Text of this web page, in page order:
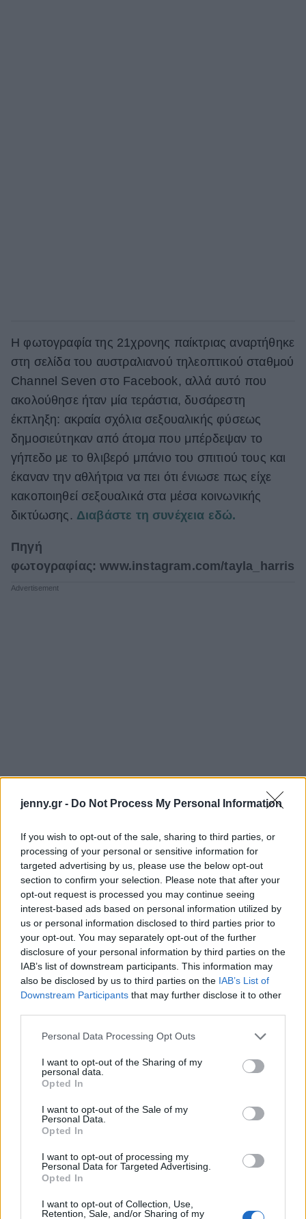
jenny.gr - Do Not Process My Personal Information
If you wish to opt-out of the sale, sharing to third parties, or
processing of your personal or sensitive information for
targeted advertising by us, please use the below opt-out
section to confirm your selection. Please note that after your
opt-out request is processed you may continue seeing
interest-based ads based on personal information utilized by
us or personal information disclosed to third parties prior to
your opt-out. You may separately opt-out of the further
disclosure of your personal information by third parties on the
IAB’s list of downstream participants. This information may
also be disclosed by us to third parties on the IAB’s List of
Downstream Participants that may further disclose it to other
Please note that this website/app uses one or more Google
not limited to your visit or usage behaviour. You may click to
grant or deny consent to Google and its third-party tags to
use your data for below specified purposes in below Google
consent section.
Personal Data Processing Opt Outs
I want to opt-out of the Sharing of my
personal data.
Opted In
I want to opt-out of the Sale of my
Personal Data.
Opted In
I want to opt-out of processing my
Personal Data for Targeted Advertising.
Opted In
I want to opt-out of Collection, Use,
Retention, Sale, and/or Sharing of my
Η φωτογραφία της 21χρονης παίκτριας αναρτήθηκε
στη σελίδα του αυστραλιανού τηλεοπτικού σταθμού
Channel Seven στο Facebook, αλλά αυτό που
ακολούθησε ήταν μία τεράστια, δυσάρεστη
έκπληξη: ακραία σχόλια σεξουαλικής φύσεως
δημοσιεύτηκαν από άτομα που μπέρδεψαν το
γήπεδο με το θλιβερό μπάνιο του σπιτιού τους και
έκαναν την αθλήτρια να πει ότι ένιωσε πως είχε
κακοποιηθεί σεξουαλικά στα μέσα κοινωνικής
δικτύωσης. Διαβάστε τη συνέχεια εδώ.
Πηγή
φωτογραφίας: www.instagram.com/tayla_harris
ΔΙΑΒΑΖΟΝΤΑΙ ΤΩΡΑ
Οι μαμάκηδες του ζωδιακού: Αυτά τα ζώδια είναι
Τα 6 σημεία του σπιτιού που δεν χρειάζεται να
καθαρίζεις κάθε εβδομάδα